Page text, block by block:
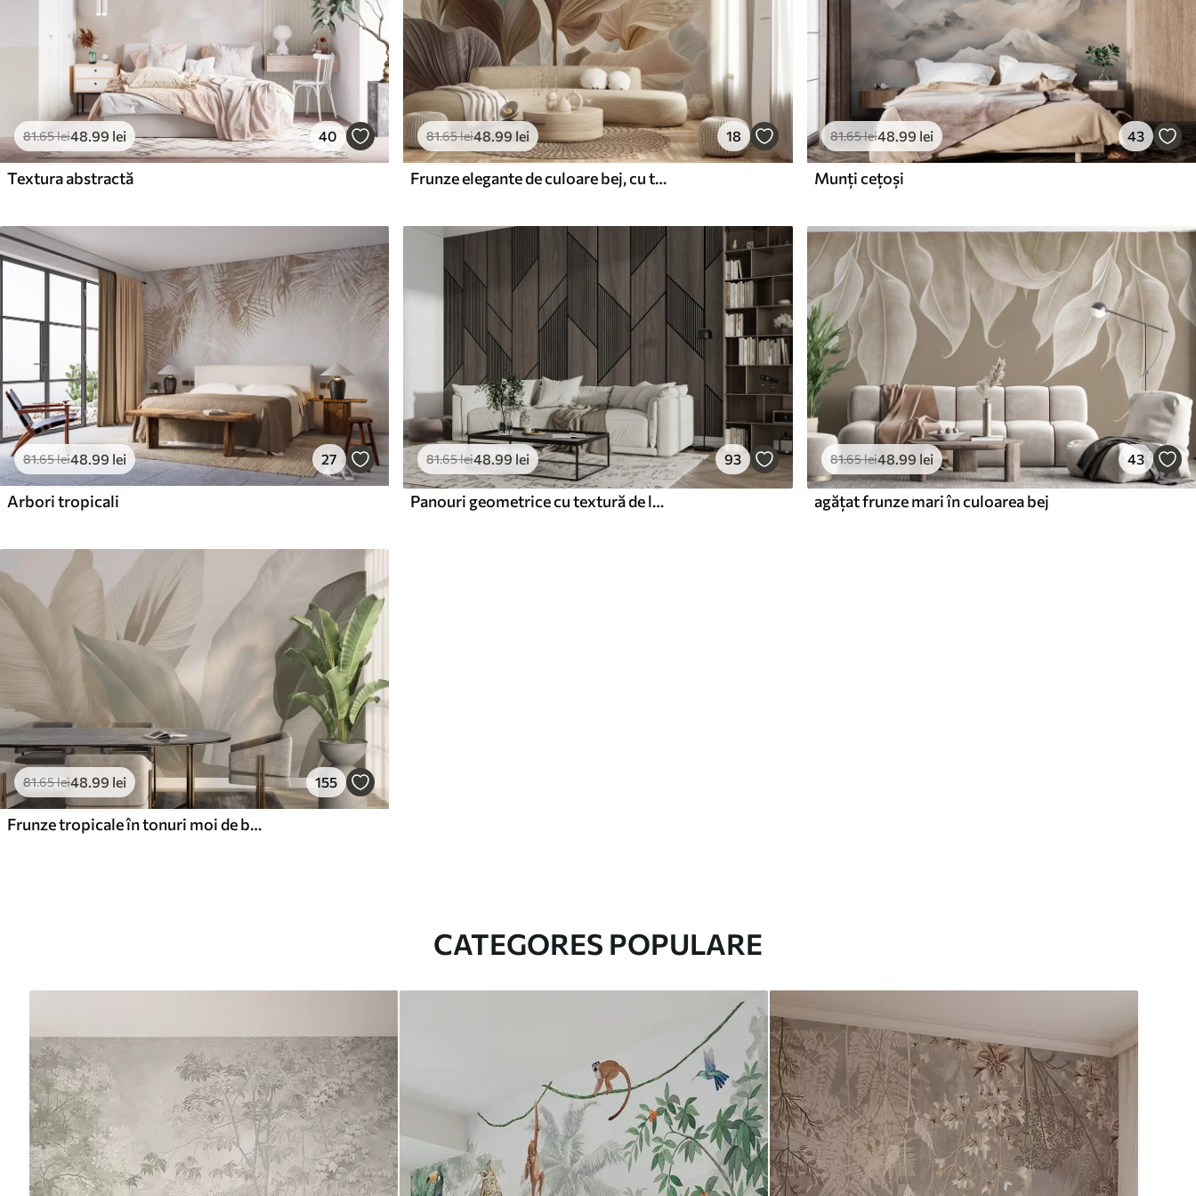
81.65lei48.99 lei 40
Textura abstractă
81.65lei48.99 lei 18
Frunze elegante de culoare bej, cu textură liniară fină
81.65lei48.99 lei 43
Munți cețoși
81.65lei48.99 lei 27
Arbori tropicali
81.65lei48.99 lei 93
Panouri geometrice cu textură de lemn
81.65lei48.99 lei 43
agățat frunze mari în culoarea bej
81.65lei48 .99 lei 155
Frunze tropicale în tonuri moi de bej și verde, cu un efect de acuarelă și tranziții de culoare delicate
CATEGORES POPULARE